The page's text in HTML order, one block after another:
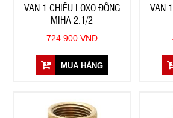
VAN 1 CHIỀU LOXO ĐỒNG
MIHA 2.1/2
724.900 VNĐ
MUA HÀNG
VAN